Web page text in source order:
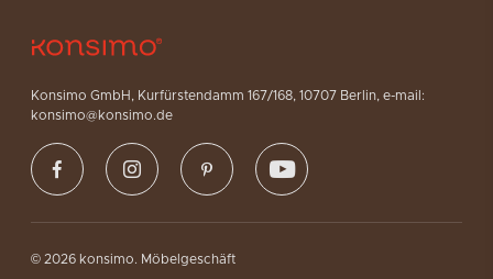
Konsimo GmbH, Kurfürstendamm 167/168, 10707 Berlin, e-mail:
konsimo@konsimo.de
© 2026 konsimo. Möbelgeschäft